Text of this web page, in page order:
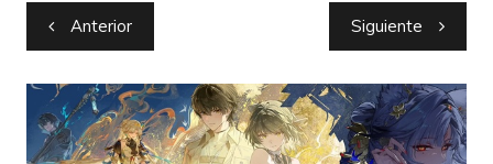
Navegación
de
entradas
Anterior Siguiente